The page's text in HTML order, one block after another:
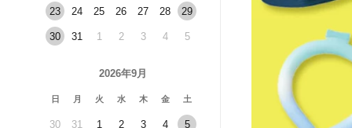
23 24 25 26 27 28 29
30 31 1 2 3 4 5
2026年9月
日 月 火 水 木 金 土
30 31 1 2 3 4 5